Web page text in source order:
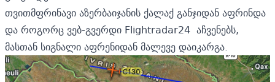
თვითმფრინავი აზერბაიჯანის ქალაქ განჯიდან აფრინდა
და როგორც ვებ-გვერდი Flightradar24 აჩვენებს,
მასთან სიგნალი აფრენიდან მალევე დაიკარგა.